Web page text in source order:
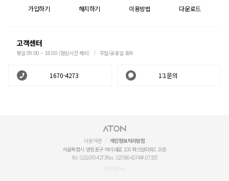
가입하기 해지하기 이용방법 다운로드
고객센터
평일 09:00 ~ 18:00 (점심시간 제외) 주말/공휴일 휴무
1670-4273 1:1문의
이용약관
개인정보처리방침
서울특별시 영등포구 여의대로 108 파크원타워1 26층
Tel. 02)1670-4273Fax. 02)786-4274우.07335
© ATON Inc.